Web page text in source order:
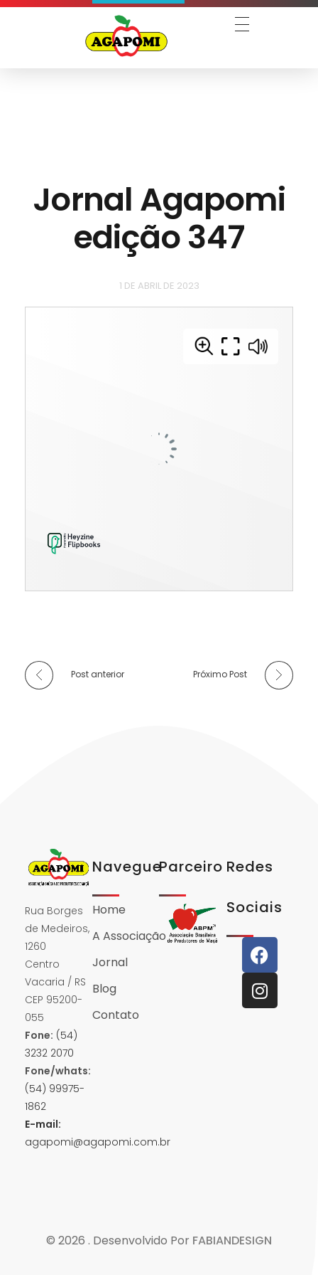
Jornal Agapomi
edição 347
1 DE ABRIL DE 2023
Post anterior Próximo Post
Rua Borges
de Medeiros,
1260
Centro
Vacaria / RS
CEP 95200-
055
Fone: (54)
3232 2070
Fone/whats:
(54) 99975-
1862
E-mail:
agapomi@agapomi.com.br
Navegue
Home
A Associação
Jornal
Blog
Contato
Parceiro Redes
Sociais
© 2026 . Desenvolvido Por FABIANDESIGN